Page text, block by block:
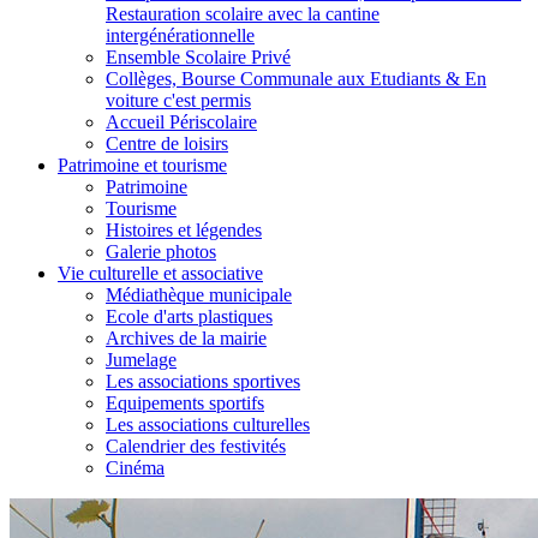
Restauration scolaire avec la cantine
intergénérationnelle
Ensemble Scolaire Privé
Collèges, Bourse Communale aux Etudiants & En
voiture c'est permis
Accueil Périscolaire
Centre de loisirs
Patrimoine et tourisme
Patrimoine
Tourisme
Histoires et légendes
Galerie photos
Vie culturelle et associative
Médiathèque municipale
Ecole d'arts plastiques
Archives de la mairie
Jumelage
Les associations sportives
Equipements sportifs
Les associations culturelles
Calendrier des festivités
Cinéma